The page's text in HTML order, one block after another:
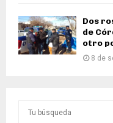
Dos
de
otro
8 de